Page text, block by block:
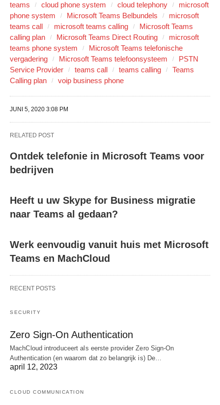
teams
cloud phone system cloud telephony
microsoft
phone system
Microsoft Teams Belbundels
microsoft
teams call
microsoft teams calling
Microsoft Teams
calling plan
Microsoft Teams Direct Routing
microsoft
teams phone system
Microsoft Teams telefonische
vergadering
Microsoft Teams telefoonsysteem
PSTN
Service Provider
teams call teams calling
Teams
Calling plan
voip business phone
JUNI 5, 2020 3:08 PM
RELATED POST
Ontdek telefonie in Microsoft Teams voor
bedrijven
Heeft u uw Skype for Business migratie
naar Teams al gedaan?
Werk eenvoudig vanuit huis met Microsoft
Teams en MachCloud
RECENT POSTS
SECURITY
Zero Sign-On Authentication
MachCloud introduceert als eerste provider Zero Sign-On
Authentication (en waarom dat zo belangrijk is) De…
april 12, 2023
CLOUD COMMUNICATION